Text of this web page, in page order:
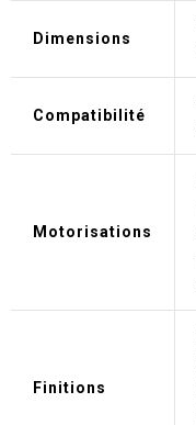
Dimensions
Compatibilité
Motorisations
Finitions